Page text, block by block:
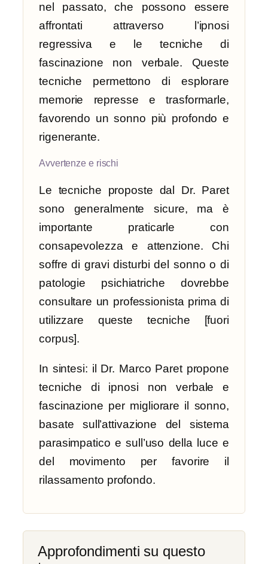
nel passato, che possono essere
affrontati attraverso l’ipnosi
regressiva e le tecniche di
fascinazione non verbale. Queste
tecniche permettono di esplorare
memorie represse e trasformarle,
favorendo un sonno più profondo e
rigenerante.
Avvertenze e rischi
Le tecniche proposte dal Dr. Paret
sono generalmente sicure, ma è
importante praticarle con
consapevolezza e attenzione. Chi
soffre di gravi disturbi del sonno o di
patologie psichiatriche dovrebbe
consultare un professionista prima di
utilizzare queste tecniche [fuori
corpus].
In sintesi: il Dr. Marco Paret propone
tecniche di ipnosi non verbale e
fascinazione per migliorare il sonno,
basate sull’attivazione del sistema
parasimpatico e sull’uso della luce e
del movimento per favorire il
rilassamento profondo.
Approfondimenti su questo